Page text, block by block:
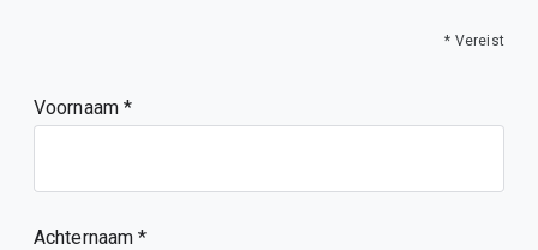
* Vereist
Voornaam
Achternaam